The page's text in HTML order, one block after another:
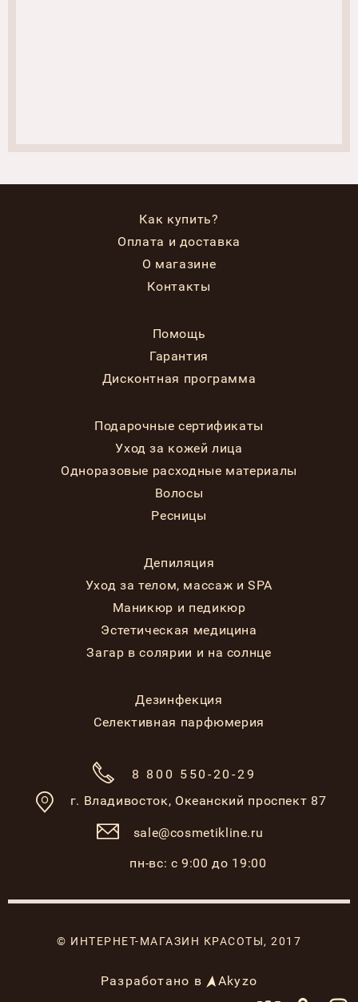
Как купить?
Оплата и доставка
О магазине
Контакты
Помощь
Гарантия
Дисконтная программа
Подарочные сертификаты
Уход за кожей лица
Одноразовые расходные материалы
Волосы
Ресницы
Депиляция
Уход за телом, массаж и SPA
Маникюр и педикюр
Эстетическая медицина
Загар в солярии и на солнце
Дезинфекция
Селективная парфюмерия
8 800 550-20-29
г. Владивосток, Океанский проспект 87
sale@cosmetikline.ru
пн-вс: с 9:00 до 19:00
© ИНТЕРНЕТ-МАГАЗИН КРАСОТЫ, 2017
Разработано в Akyzo